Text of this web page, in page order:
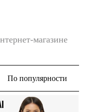
магазине
По популярности